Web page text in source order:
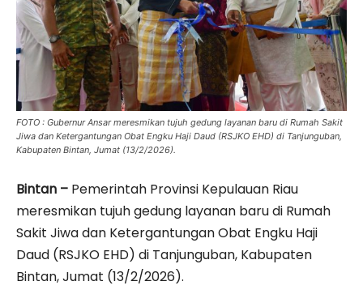
FOTO : Gubernur Ansar meresmikan tujuh gedung layanan baru di Rumah Sakit
Jiwa dan Ketergantungan Obat Engku Haji Daud (RSJKO EHD) di Tanjunguban,
Kabupaten Bintan, Jumat (13/2/2026).
Bintan – Pemerintah Provinsi Kepulauan Riau
meresmikan tujuh gedung layanan baru di Rumah
Sakit Jiwa dan Ketergantungan Obat Engku Haji
Daud (RSJKO EHD) di Tanjunguban, Kabupaten
Bintan, Jumat (13/2/2026).